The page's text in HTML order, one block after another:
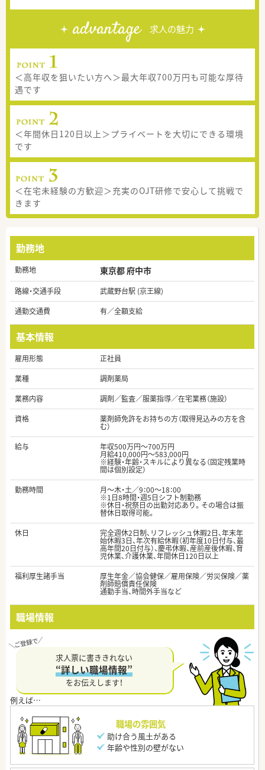
advantage 求人の魅力
＜高年収を狙いたい方へ＞最大年収700万円も可能な厚待
遇です
＜年間休日120日以上＞プライベートを大切にできる環境
です
＜在宅未経験の方歓迎＞充実のOJT研修で安心して挑戦で
きます
勤務地
勤務地 東京都 府中市
路線・交通手段
武蔵野台駅 (京王線)
通勤交通費
有／全額支給
基本情報
雇用形態
正社員
業種
調剤薬局
業務内容
調剤／監査／服薬指導／在宅業務（施設）
資格
薬剤師免許をお持ちの方（取得見込みの方を含
む）
給与
年収500万円～700万円
月給410,000円～583,000円
※経験・年齢・スキルにより異なる（固定残業時
間は個別設定）
勤務時間
月～木・土／9：00～18：00
※1日8時間・週5日シフト制勤務
※休日・祝祭日の出勤対応あり。その場合は振
替休日取得可能。
休日
完全週休2日制、リフレッシュ休暇2日、年末年
始休暇3日、年次有給休暇（初年度10日付与、最
高年間20日付与）、慶弔休暇、産前産後休暇、育
児休業、介護休業、年間休日120日以上
福利厚生諸手当
厚生年金／協会健保／雇用保険／労災保険／薬
剤師賠償責任保険
通勤手当、時間外手当など
職場情報
求人票に書ききれない
“詳しい職場情報”
をお伝えします！
職場の雰囲気
助け合う風土がある
年齢や性別の壁がない